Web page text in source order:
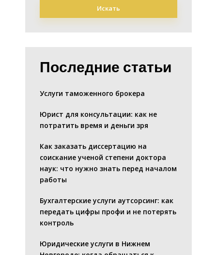
Искать
Последние статьи
Услуги таможенного брокера
Юрист для консультации: как не
потратить время и деньги зря
Как заказать диссертацию на
соискание ученой степени доктора
наук: что нужно знать перед началом
работы
Бухгалтерские услуги аутсорсинг: как
передать цифры профи и не потерять
контроль
Юридические услуги в Нижнем